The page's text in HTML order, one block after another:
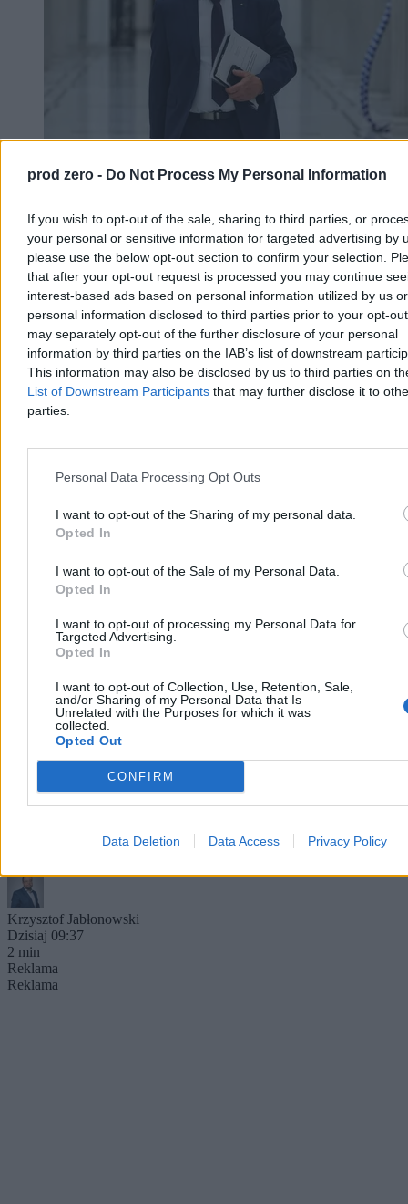
prod zero - Do Not Process My Personal Information
If you wish to opt-out of the sale, sharing to third parties, or
your personal or sensitive information for targeted advertising by
please use the below opt-out section to confirm your selection.
that after your opt-out request is processed you may continue
interest-based ads based on personal information utilized by us or
personal information disclosed to third parties prior to your opt-
may separately opt-out of the further disclosure of your personal
information by third parties on the IAB’s list of downstream
This information may also be disclosed by us to third parties on
List of Downstream Participants that may further disclose it to
parties.
Personal Data Processing Opt Outs
I want to opt-out of the Sharing of my personal data.
Opted In
I want to opt-out of the Sale of my Personal Data.
Opted In
I want to opt-out of processing my Personal Data for
Targeted Advertising.
Opted In
I want to opt-out of Collection, Use, Retention, Sale,
and/or Sharing of my Personal Data that Is
Unrelated with the Purposes for which it was
collected.
Opted Out
CONFIRM
Data Deletion Data Access Privacy Policy
mógłby się udławić”
– Jeśli mówi pani o tym wybitnym polityku, jakim jest Donald Tusk,
to on doskonale wie, że nie zje PSL-u, bo mógłby się udławić –
powiedział Marek Sawicki w Porannych Rozmowach Zero. Polityk
Polskiego Stronnictwa Ludowego podkreślił, że jego ugrupowanie
będzie tworzyło własny projekt wyborczy.
Krzysztof Jabłonowski
Dzisiaj 10:23
37 osób w wodzie. Wywrotka jachtów na jeziorze
Seksty
Jak przekazały służby, poszkodowani mieli na sonie kamizelki
ratunkowe, które mogły uratować im życie.
Krzysztof Jabłonowski
Dzisiaj 09:37
2 min
Reklama
Reklama